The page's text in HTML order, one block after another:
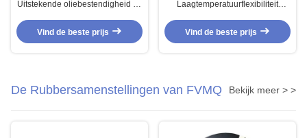
Uitstekende oliebestendigheid en
Nitrilbutadiene rubber mengsel
Vind de beste prijs
Laagtemperatuurflexibiliteit
goede elektrische isolatie
Vind de beste prijs
De Rubbersamenstellingen van FVMQ Bekijk meer > >